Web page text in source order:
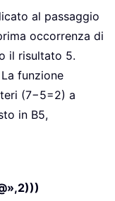
al passaggio
occorrenza di
il risultato 5.
La funzione
(7−5=2) a
in B5,